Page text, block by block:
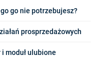
go nie potrzebujesz?
prosprzedażowych
moduł ulubione